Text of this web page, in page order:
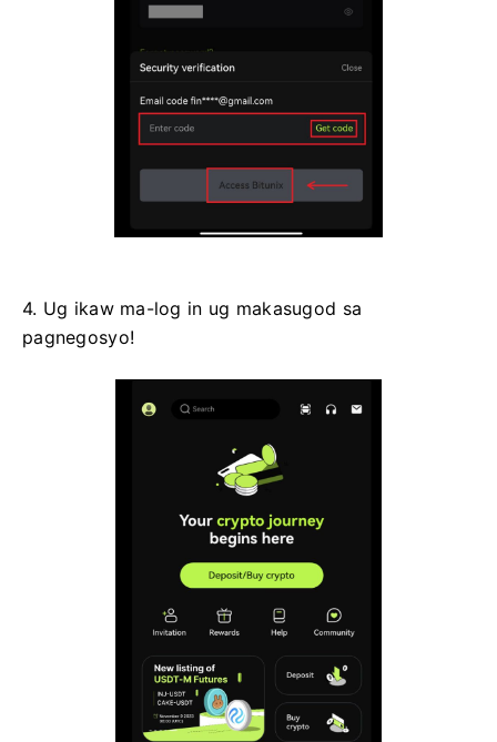
4. Ug ikaw ma-log in ug makasugod sa
pagnegosyo!